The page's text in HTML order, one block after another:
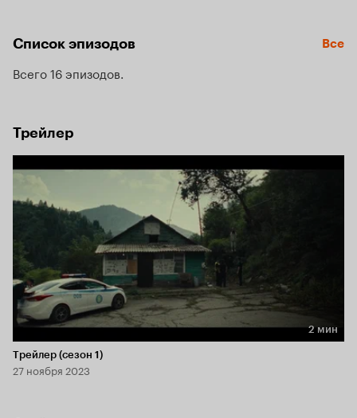
Список эпизодов Все
Всего 16 эпизодов
Трейлер
Длительность 2 мин
2 мин
Трейлер (сезон 1)
27 ноября 2023